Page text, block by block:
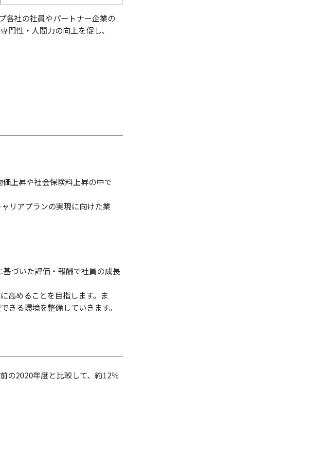
各社の社員やパートナー企業の
門性・人間力の向上を促し、
上昇や社会保険料上昇の中で
リアプランの実現に向けた業
づいた評価・報酬で社員の成長
高めることを目指します。ま
きる環境を整備していきます。
の2020年度と比較して、約12％